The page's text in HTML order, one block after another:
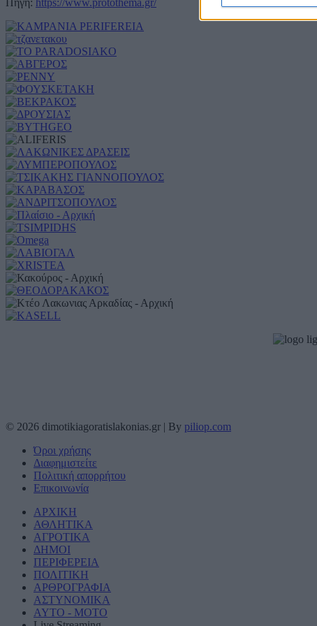
Πηγή: https://www.protothema.gr/
© 2026 dimotikiagoratislakonias.gr | By piliop.com
Όροι χρήσης
Διαφημιστείτε
Πολιτική απορρήτου
Επικοινωνία
ΑΡΧΙΚΗ
ΑΘΛΗΤΙΚΑ
ΑΓΡΟΤΙΚΑ
ΔΗΜΟΙ
ΠΕΡΙΦΕΡΕΙΑ
ΠΟΛΙΤΙΚΗ
ΑΡΘΡΟΓΡΑΦΙΑ
ΑΣΤΥΝΟΜΙΚΑ
AYTO - MOTO